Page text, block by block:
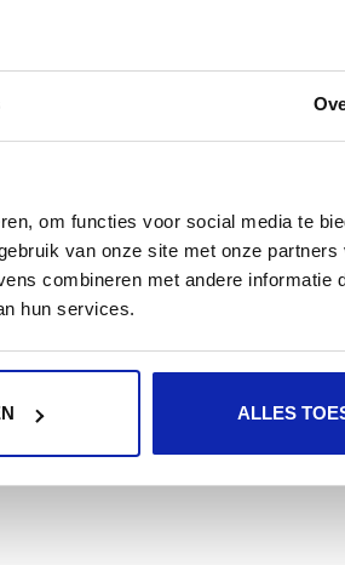
om functies voor social media te
van onze site met onze partners
combineren met andere informatie
hun services.
ALLES
Authorization)
om te
uit te
Wat
Als je
in